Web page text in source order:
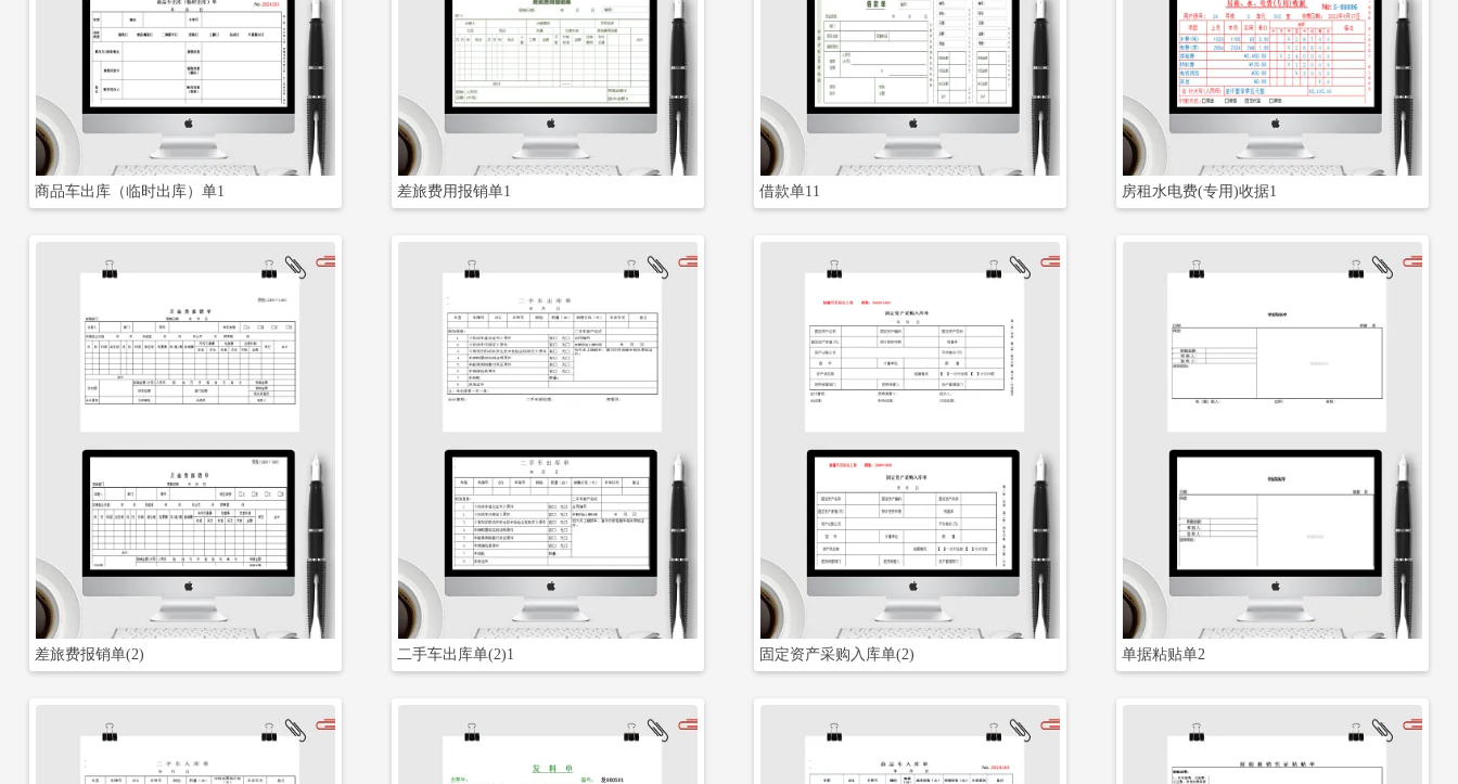
商品车出库（临时出库）单1 差旅费用报销单1 借款单11 房租水电费(专用)收据1
立即下载
差旅费报销单(2)
立即下载
二手车出库单(2)1
立即下载
固定资产采购入库单(2)
立即下载
单据粘贴单2
立即下载 立即下载 立即下载 立即下载